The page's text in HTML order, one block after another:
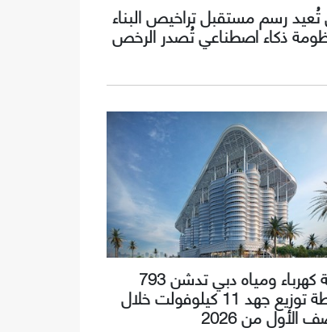
رسم مستقبل تراخيص البناء
ذكاء اصطناعي تُصدر الرخص
هيئة كهرباء ومياه دبي تدشن 793
محطة توزيع جهد 11 كيلوفولت خلال
الأول من 2026